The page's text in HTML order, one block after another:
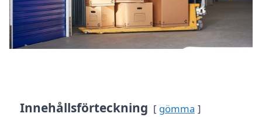
Innehållsförteckning gömma